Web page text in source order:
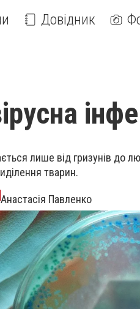
Довідник
лише від гризунів до
тварин.
Анастасія Павленко